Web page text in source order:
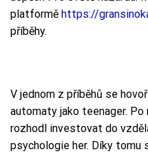
platformě https://
příběhy.
V jednom z příběhů se
automaty jako teenager.
rozhodl investovat do
psychologie her. Díky tomu